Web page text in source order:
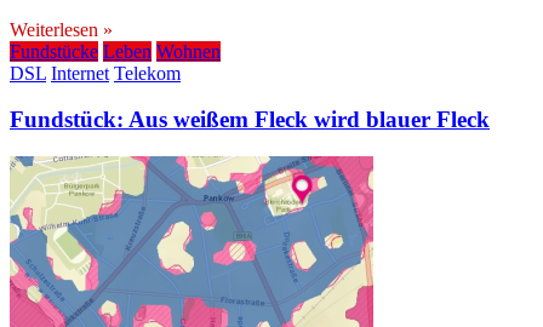
Weiterlesen »
Fundstücke Leben Wohnen
DSL Internet Telekom
Fundstück: Aus weißem Fleck wird blauer Fleck